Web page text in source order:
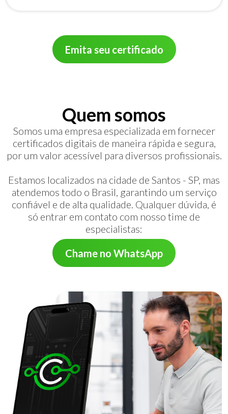
Emita seu certificado
Quem somos
Somos uma empresa especializada em fornecer
certificados digitais de maneira rápida e segura,
por um valor acessível para diversos profissionais.
Estamos localizados na cidade de Santos - SP, mas
atendemos todo o Brasil, garantindo um serviço
confiável e de alta qualidade. Qualquer dúvida, é
só entrar em contato com nosso time de
especialistas:
Chame no WhatsApp